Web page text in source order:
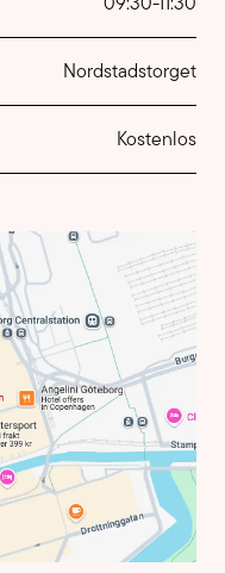
Nordstadstorget
Kostenlos